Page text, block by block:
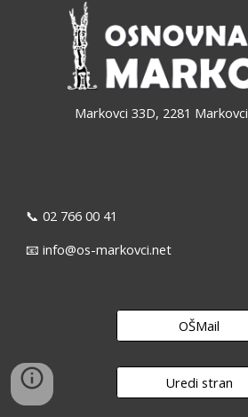
Markovci 33D, 2281 Markovci
📞 02 766 00 41
📧 info@os-markovci.net
OŠMail
Uredi stran